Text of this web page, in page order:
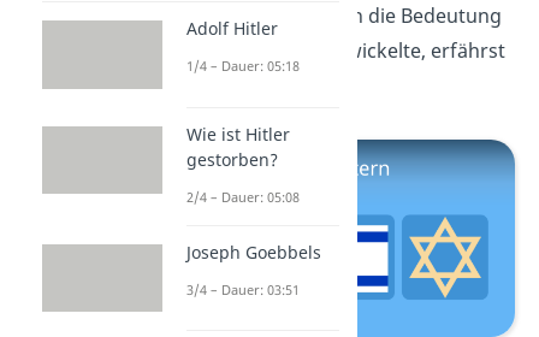
missbraucht. Wie sich die Bedeutung
des Davidsterns entwickelte, erfährst
Adolf Hitler
1/4 – Dauer: 05:18
Wie ist Hitler
gestorben?
2/4 – Dauer: 05:08
Joseph Goebbels
3/4 – Dauer: 03:51